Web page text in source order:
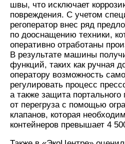
швы, что исключает
повреждения. С учетом
регоператор внес ряд
по дооснащению техники,
оперативно отработаны
В результате машины
функций, таких как ручная
оператору возможность
регулировать процесс
а также защита
от перегруза с помощью
клапанов, которая
контейнеров превышает 4